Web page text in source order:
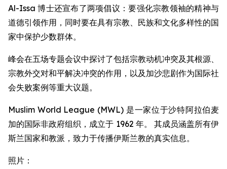
Al-Issa 博士还宣布了两项倡议：要强化宗教领袖的精神与
道德引领作用，同时要在具有宗教、民族和文化多样性的国
家中保护少数群体。
峰会在五场专题会议中探讨了包括宗教动机冲突及其根源、
宗教外交对和平解决冲突的作用，以及加沙悲剧作为国际社
会失败案例等重大议题。
Muslim World League (MWL) 是一家位于沙特阿拉伯麦
加的国际非政府组织，成立于 1962 年。 其成员涵盖所有伊
斯兰国家和教派，致力于传播伊斯兰教的真实信息。
照片：